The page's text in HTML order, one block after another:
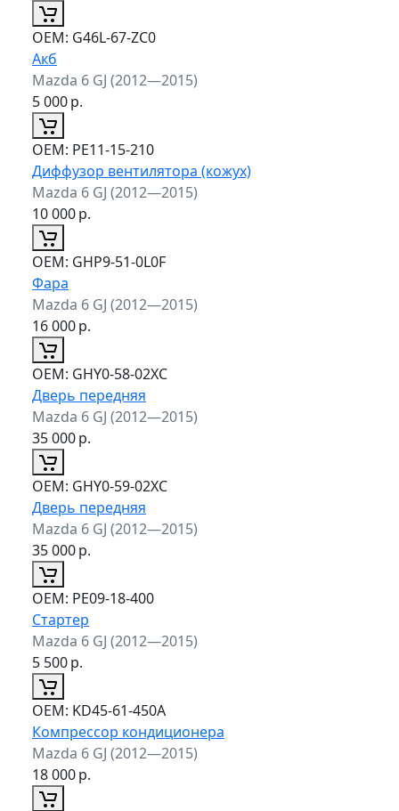
ОЕМ: G46L-67-ZC0
Акб
Mazda 6 GJ (2012—2015)
5 000р.
ОЕМ: PE11-15-210
Диффузор вентилятора (кожух)
Mazda 6 GJ (2012—2015)
10 000р.
ОЕМ: GHP9-51-0L0F
Фара
Mazda 6 GJ (2012—2015)
16 000р.
ОЕМ: GHY0-58-02XC
Дверь передняя
Mazda 6 GJ (2012—2015)
35 000р.
ОЕМ: GHY0-59-02XC
Дверь передняя
Mazda 6 GJ (2012—2015)
35 000р.
ОЕМ: PE09-18-400
Стартер
Mazda 6 GJ (2012—2015)
5 500р.
ОЕМ: KD45-61-450A
Компрессор кондиционера
Mazda 6 GJ (2012—2015)
18 000р.